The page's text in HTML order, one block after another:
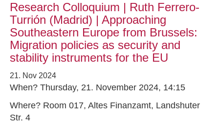
Research Colloquium | Ruth Ferrero-
Turrión (Madrid) | Approaching
Southeastern Europe from Brussels:
Migration policies as security and
stability instruments for the EU
21. Nov 2024
When? Thursday, 21. November 2024, 14:15
Where? Room 017, Altes Finanzamt, Landshuter
Str. 4